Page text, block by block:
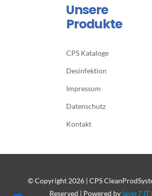
Unsere
Produkte
CPS Kataloge
Desinfektion
Impressum
Datenschutz
Kontakt
© Copyright 2026 | CPS
Reserved | Powered by layer7 IT